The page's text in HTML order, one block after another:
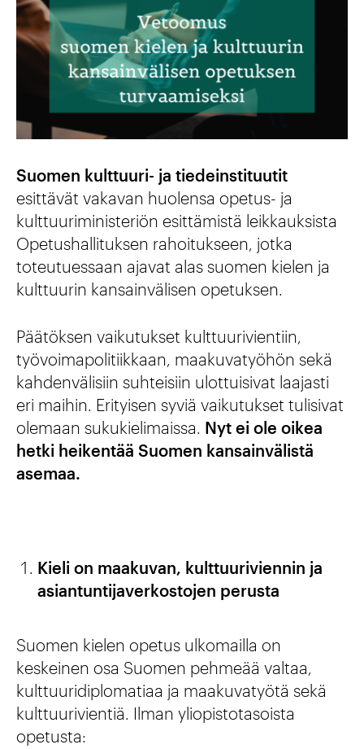
Suomen kulttuuri- ja tiedeinstituutit
esittävät vakavan huolensa opetus- ja
kulttuuriministeriön esittämistä leikkauksista
Opetushallituksen rahoitukseen, jotka
toteutuessaan ajavat alas suomen kielen ja
kulttuurin kansainvälisen opetuksen.
Päätöksen vaikutukset kulttuurivientiin,
työvoimapolitiikkaan, maakuvatyöhön sekä
kahdenvälisiin suhteisiin ulottuisivat laajasti
eri maihin. Erityisen syviä vaikutukset tulisivat
olemaan sukukielimaissa. Nyt ei ole oikea
hetki heikentää Suomen kansainvälistä
asemaa.
Kieli on maakuvan, kulttuuriviennin ja
asiantuntijaverkostojen perusta
Suomen kielen opetus ulkomailla on
keskeinen osa Suomen pehmeää valtaa,
kulttuuridiplomatiaa ja maakuvatyötä sekä
kulttuurivientiä. Ilman yliopistotasoista
opetusta: